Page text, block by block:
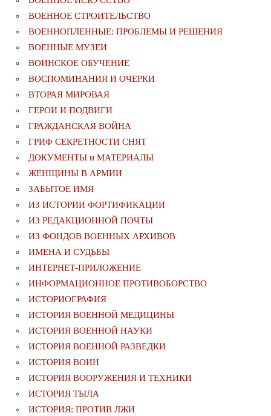
ВОЕННОЕ СТРОИТЕЛЬСТВО
ВОЕННОПЛЕННЫЕ: ПРОБЛЕМЫ И РЕШЕНИЯ
ВОЕННЫЕ МУЗЕИ
ВОИНСКОЕ ОБУЧЕНИЕ
ВОСПОМИНАНИЯ И ОЧЕРКИ
ВТОРАЯ МИРОВАЯ
ГЕРОИ И ПОДВИГИ
ГРАЖДАНСКАЯ ВОЙНА
ГРИФ СЕКРЕТНОСТИ СНЯТ
ДОКУМЕНТЫ и МАТЕРИАЛЫ
ЖЕНЩИНЫ В АРМИИ
ЗАБЫТОЕ ИМЯ
ИЗ ИСТОРИИ ФОРТИФИКАЦИИ
ИЗ РЕДАКЦИОННОЙ ПОЧТЫ
ИЗ ФОНДОВ ВОЕННЫХ АРХИВОВ
ИМЕНА И СУДЬБЫ
ИНТЕРНЕТ-ПРИЛОЖЕНИЕ
ИНФОРМАЦИОННОЕ ПРОТИВОБОРСТВО
ИСТОРИОГРАФИЯ
ИСТОРИЯ ВОЕННОЙ МЕДИЦИНЫ
ИСТОРИЯ ВОЕННОЙ НАУКИ
ИСТОРИЯ ВОЕННОЙ РАЗВЕДКИ
ИСТОРИЯ ВОИН
ИСТОРИЯ ВООРУЖЕНИЯ И ТЕХНИКИ
ИСТОРИЯ ТЫЛА
ИСТОРИЯ: ПРОТИВ ЛЖИ